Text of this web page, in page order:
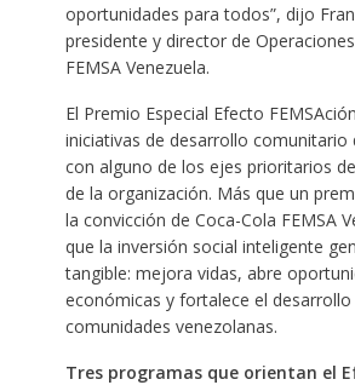
oportunidades para todos”, dijo
presidente y director de
FEMSA Venezuela.
El Premio Especial Efecto
iniciativas de desarrollo comunitario
con alguno de los ejes prioritarios
de la organización. Más que un
la convicción de Coca-Cola FEMSA
que la inversión social inteligente
tangible: mejora vidas, abre
económicas y fortalece el
comunidades venezolanas.
Tres programas que orientan el